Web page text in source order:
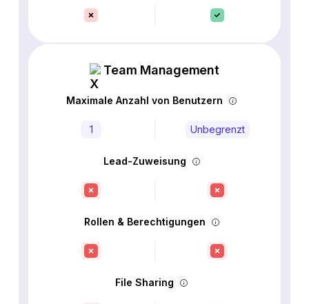
Team Management
Maximale Anzahl von Benutzern
1 Unbegrenzt
Lead-Zuweisung
Rollen & Berechtigungen
File Sharing